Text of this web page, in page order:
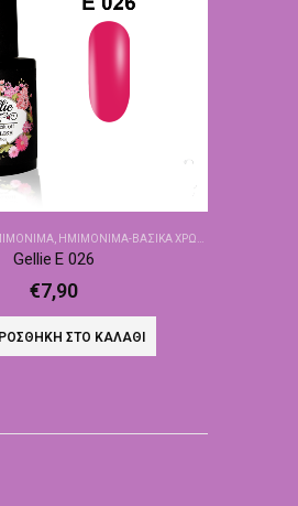
, ΗΜΙΜΌΝΙΜΑ-ΒΑΣΙΚΆ ΧΡΏΜΑΤΑ
Gellie E 026
€7,90
ΣΤΟ ΚΑΛΆΘΙ